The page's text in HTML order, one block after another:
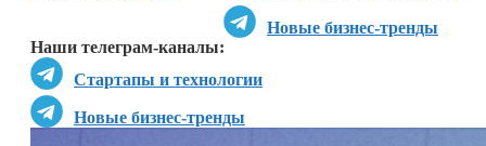
Новые бизнес-тренды
Наши телеграм-каналы:
Стартапы и технологии
Новые бизнес-тренды